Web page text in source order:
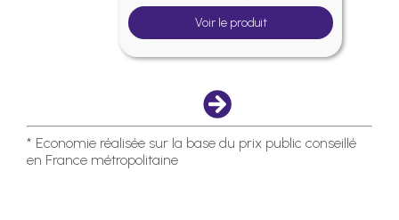
Voir le produit
* Economie réalisée sur la base du prix public conseillé
en France métropolitaine